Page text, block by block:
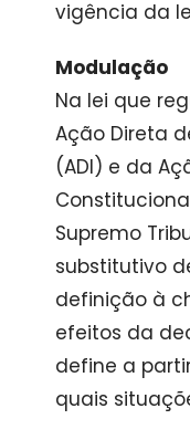
vigência da
Modulação
Na lei que
Ação Direta
(ADI) e da
Supremo
substitutivo
definição à
efeitos da
define a
quais